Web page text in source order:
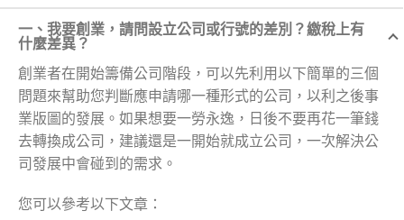
一、我要創業，請問設立公司或行號的差別？繳稅上有
什麼差異？
創業者在開始籌備公司階段，可以先利用以下簡單的三個
問題來幫助您判斷應申請哪一種形式的公司，以利之後事
業版圖的發展。如果想要一勞永逸，日後不要再花一筆錢
去轉換成公司，建議還是一開始就成立公司，一次解決公
司發展中會碰到的需求。
您可以參考以下文章：